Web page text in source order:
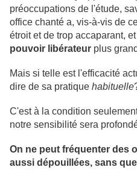
préoccupations de l'étude,
office chanté a, vis-à-vis de
étroit et de trop accaparant,
pouvoir libérateur plus
Mais si telle est l'efficacité
dire de sa pratique habituelle
C'est à la condition
notre sensibilité sera
On ne peut fréquenter des
aussi dépouillées, sans